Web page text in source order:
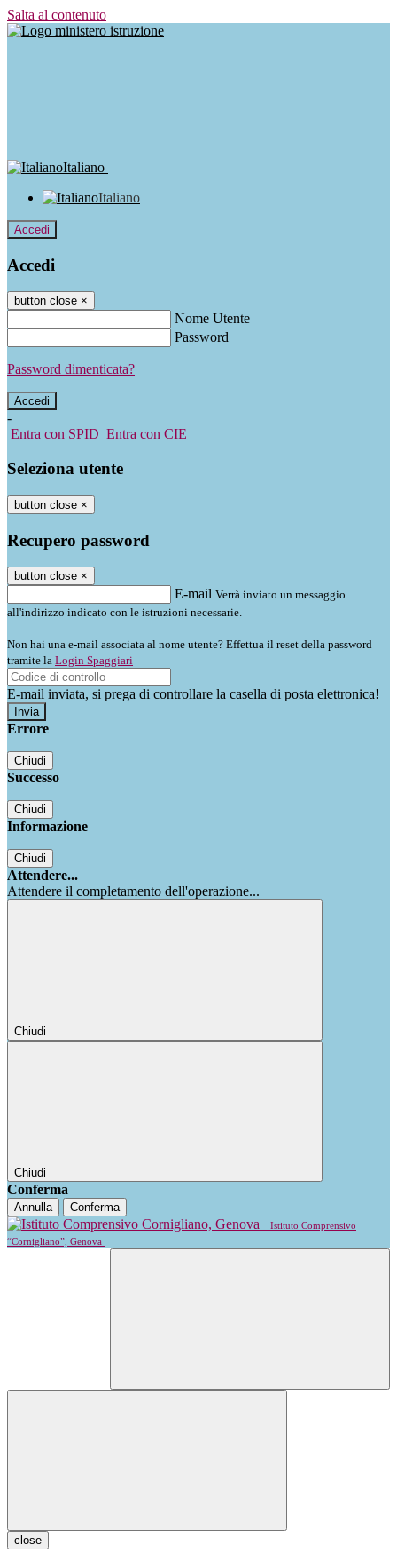
Salta al contenuto
Italiano
Italiano
Accedi
Accedi
button close ×
Nome Utente
Password
Password dimenticata?
-
Entra con SPID Entra con CIE
Seleziona utente
button close ×
Recupero password
button close ×
E-mail Verrà inviato un messaggio
all'indirizzo indicato con le istruzioni necessarie.
Non hai una e-mail associata al nome utente? Effettua il reset della password
tramite la Login Spaggiari
E-mail inviata, si prega di controllare la casella di posta elettronica!
Errore
Chiudi
Successo
Chiudi
Informazione
Chiudi
Attendere...
Attendere il completamento dell'operazione...
Chiudi
Chiudi
Conferma
Annulla Conferma
Istituto Comprensivo
“Cornigliano”, Genova
close